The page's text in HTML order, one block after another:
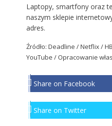
Laptopy, smartfony oraz
naszym sklepie
adres.
Źródło: Deadline / Netflix /
YouTube / Opracowanie
Share on Facebook
Share on Twitter